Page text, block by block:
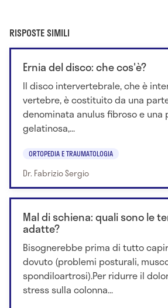
RISPOSTE SIMILI
Ernia del disco: che cos'è?
Il disco intervertebrale, che è
vertebre, è costituito da una
denominata anulus fibroso e una
gelatinosa,...
ORTOPEDIA E TRAUMATOLOGIA
Dr. Fabrizio Sergio
Mal di schiena: quali sono le
adatte?
Bisognerebbe prima di tutto
dovuto (problemi posturali,
spondiloartrosi).Per ridurre il
stress sulla colonna...